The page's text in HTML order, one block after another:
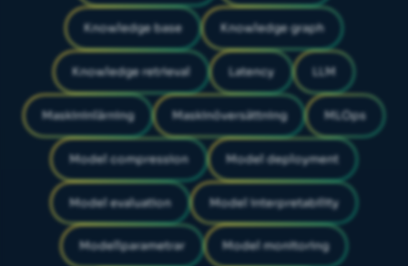
Knowledge base Knowledge graph
Knowledge retrieval Latency LLM
Maskininlärning Maskinöversättning MLOps
Model compression Model deployment
Model evaluation Model interpretability
Modellparametrar Model monitoring